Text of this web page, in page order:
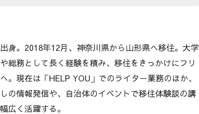
身。2018年12月、神奈川県から山形県へ移住。大学
総務として長く経験を積み、移住をきっかけにフリ
。現在は「HELP YOU」でのライター業務のほか、
の情報発信や、自治体のイベントで移住体験談の講
広く活躍する。